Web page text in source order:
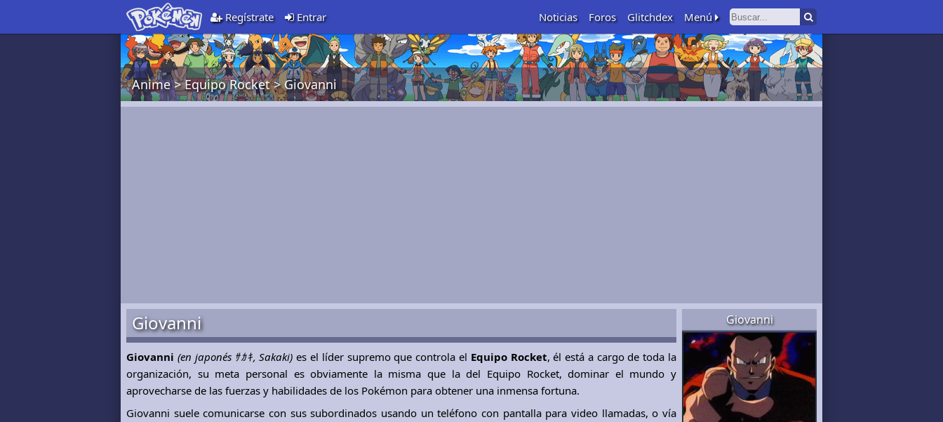
Regístrate Entrar Noticias Foros Glitchdex Menú
Anime>Equipo Rocket>Giovanni
Giovanni
Giovanni
Giovanni (en japonés ｻｶｷ, Sakaki) es el líder supremo que controla el Equipo Rocket, él está a cargo de toda la
organización, su meta personal es obviamente la misma que la del Equipo Rocket, dominar el mundo y
aprovecharse de las fuerzas y habilidades de los Pokémon para obtener una inmensa fortuna.
Giovanni suele comunicarse con sus subordinados usando un teléfono con pantalla para video llamadas, o vía